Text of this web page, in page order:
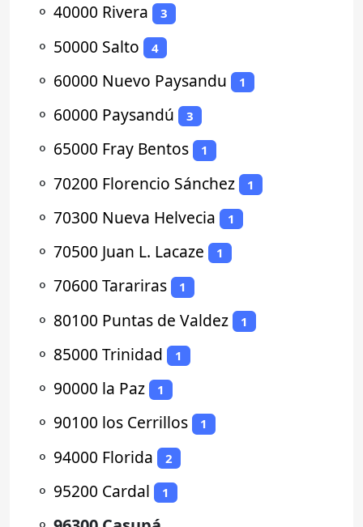
⚬ 40000 Rivera 3
⚬ 50000 Salto 4
⚬ 60000 Nuevo Paysandu 1
⚬ 60000 Paysandú 3
⚬ 65000 Fray Bentos 1
⚬ 70200 Florencio Sánchez 1
⚬ 70300 Nueva Helvecia 1
⚬ 70500 Juan L. Lacaze 1
⚬ 70600 Tarariras 1
⚬ 80100 Puntas de Valdez 1
⚬ 85000 Trinidad 1
⚬ 90000 la Paz 1
⚬ 90100 los Cerrillos 1
⚬ 94000 Florida 2
⚬ 95200 Cardal 1